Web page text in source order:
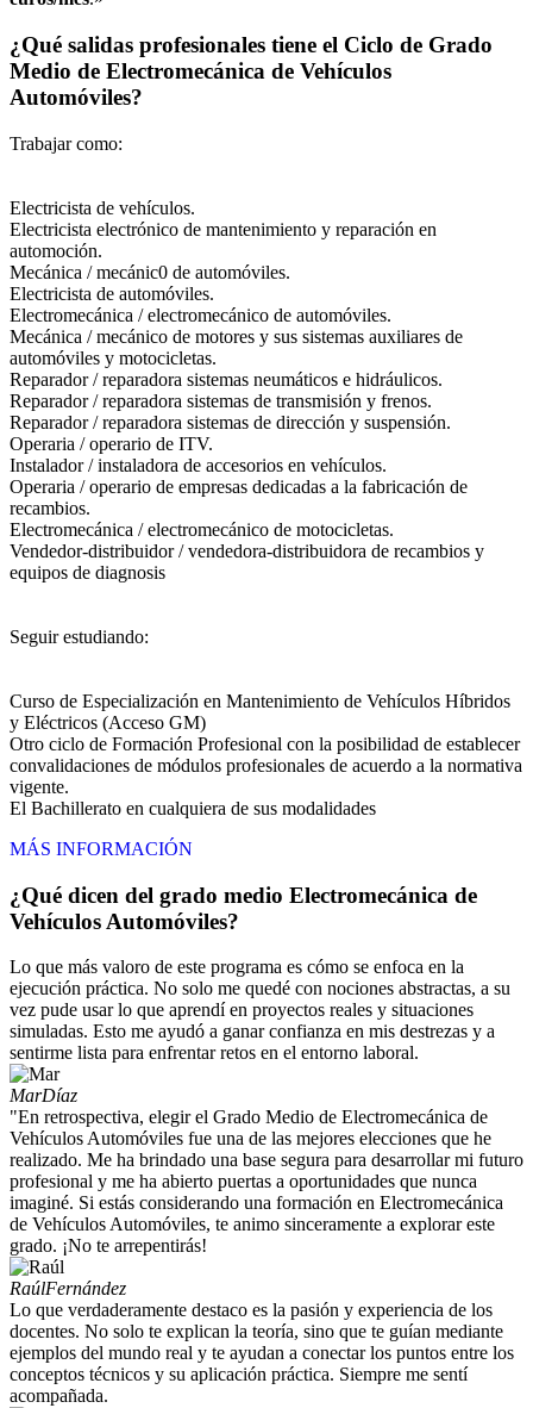
¿Qué salidas profesionales tiene el Ciclo de Grado
Medio de Electromecánica de Vehículos
Automóviles?
Trabajar como:
Electricista de vehículos.
Electricista electrónico de mantenimiento y reparación en
automoción.
Mecánica / mecánic0 de automóviles.
Electricista de automóviles.
Electromecánica / electromecánico de automóviles.
Mecánica / mecánico de motores y sus sistemas auxiliares de
automóviles y motocicletas.
Reparador / reparadora sistemas neumáticos e hidráulicos.
Reparador / reparadora sistemas de transmisión y frenos.
Reparador / reparadora sistemas de dirección y suspensión.
Operaria / operario de ITV.
Instalador / instaladora de accesorios en vehículos.
Operaria / operario de empresas dedicadas a la fabricación de
recambios.
Electromecánica / electromecánico de motocicletas.
Vendedor-distribuidor / vendedora-distribuidora de recambios y
equipos de diagnosis
Seguir estudiando:
Curso de Especialización en Mantenimiento de Vehículos Híbridos
y Eléctricos (Acceso GM)
Otro ciclo de Formación Profesional con la posibilidad de establecer
convalidaciones de módulos profesionales de acuerdo a la normativa
vigente.
El Bachillerato en cualquiera de sus modalidades
MÁS INFORMACIÓN
¿Qué dicen del grado medio Electromecánica de
Vehículos Automóviles?
Lo que más valoro de este programa es cómo se enfoca en la
ejecución práctica. No solo me quedé con nociones abstractas, a su
vez pude usar lo que aprendí en proyectos reales y situaciones
simuladas. Esto me ayudó a ganar confianza en mis destrezas y a
sentirme lista para enfrentar retos en el entorno laboral.
MarDíaz
"En retrospectiva, elegir el Grado Medio de Electromecánica de
Vehículos Automóviles fue una de las mejores elecciones que he
realizado. Me ha brindado una base segura para desarrollar mi futuro
profesional y me ha abierto puertas a oportunidades que nunca
imaginé. Si estás considerando una formación en Electromecánica
de Vehículos Automóviles, te animo sinceramente a explorar este
grado. ¡No te arrepentirás!
RaúlFernández
Lo que verdaderamente destaco es la pasión y experiencia de los
docentes. No solo te explican la teoría, sino que te guían mediante
ejemplos del mundo real y te ayudan a conectar los puntos entre los
conceptos técnicos y su aplicación práctica. Siempre me sentí
acompañada.